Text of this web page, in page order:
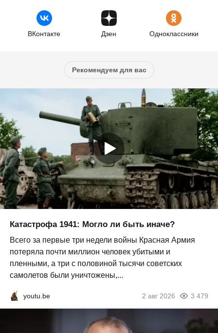
ВКонтакте Дзен Одноклассники
Рекомендуем для вас
Катастрофа 1941: Могло ли быть иначе?
Всего за первые три недели войны Красная Армия
потеряла почти миллион человек убитыми и
пленными, а три с половиной тысячи советских
самолетов были уничтожены,...
youtu.be 2 авг 2026 3 479